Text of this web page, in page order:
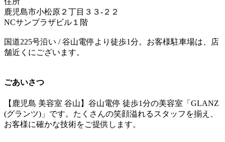
鹿児島市小松原２丁目３３-２２
NCサンプラザビル１階
国道225号沿い / 谷山電停より徒歩1分。お客様駐車場は、店
舗近くにございます。
ごあいさつ
【鹿児島 美容室 谷山】谷山電停 徒歩1分の美容室「GLANZ
(グランツ)」です。たくさんの笑顔溢れるスタッフを揃え、
お客様に確かな技術をご提供します。